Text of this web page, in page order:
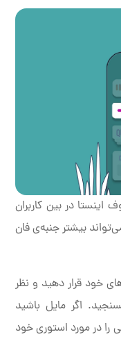
اینستا در بین کاربران
بیشتر جنبه‌ی فان
خود قرار دهید و نظر
اگر مایل باشید
را در مورد استوری خود